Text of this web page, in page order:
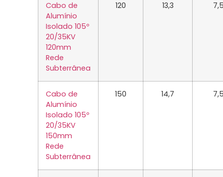
Cabo de
Alumínio
Isolado 105º
20/35KV
120mm
Rede
Subterrânea
120 13,3
Cabo de
Alumínio
Isolado 105º
20/35KV
150mm
Rede
Subterrânea
150 14,7